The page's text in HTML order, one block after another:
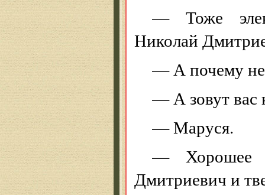
— Тоже
Николай
— А почему не
— А зовут вас
— Маруся.
— Хорошее
Дмитриевич и